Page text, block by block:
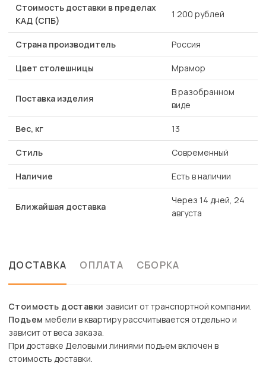
Стоимость доставки в пределах
КАД (СПБ)
1 200 рублей
Страна производитель Россия
Цвет столешницы Мрамор
Поставка изделия
В разобранном
виде
Вес, кг 13
Стиль Современный
Наличие Есть в наличии
Ближайшая доставка
Через 14 дней, 24
августа
ДОСТАВКА ОПЛАТА СБОРКА
Стоимость доставки зависит от транспортной компании.
Подъем мебели в квартиру рассчитывается отдельно и
зависит от веса заказа.
При доставке Деловыми линиями подъем включен в
стоимость доставки.